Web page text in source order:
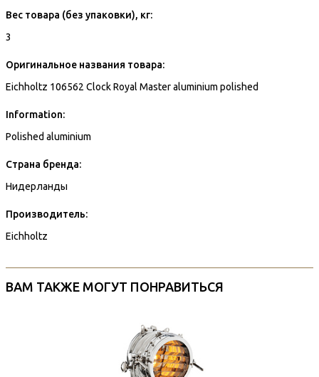
Вес товара (без упаковки), кг:
3
Оригинальное названия товара:
Eichholtz 106562 Clock Royal Master aluminium polished
Information:
Polished aluminium
Страна бренда:
Нидерланды
Производитель:
Eichholtz
ВАМ ТАКЖЕ МОГУТ ПОНРАВИТЬСЯ